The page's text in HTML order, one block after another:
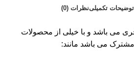
توضیحات تکمیلینظرات (0)
می باشد و با خیلی از محصولات
می باشد مانند: